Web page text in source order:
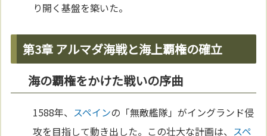
り開く基盤を築いた。
第3章 アルマダ海戦と海上覇権の確立
海の覇権をかけた戦いの序曲
1588年、 スペインの「無敵艦隊」がイングランド侵
攻を目指して動き出した。この壮大な計画は、 スペ